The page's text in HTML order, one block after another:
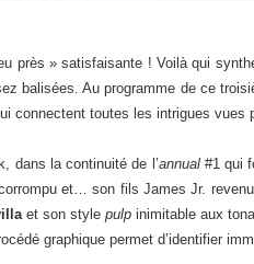
près » satisfaisante ! Voilà qui
balisées. Au programme de ce
connectent toutes les intrigues vues
dans la continuité de l’annual#1 qui
et… son fils James Jr.
et son style pulp inimitable aux
graphique permet d’identifier